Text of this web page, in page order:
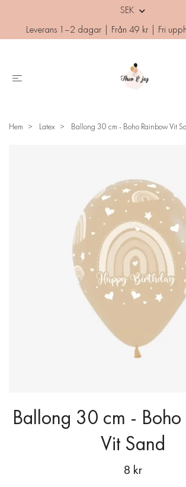
SEK
Leverans 1–2 dagar | Från 49 kr | Fri
Hem Latex Ballong 30 cm - Boho Rainbow Vit
Ballong 30 cm -
Vit Sand
8 kr